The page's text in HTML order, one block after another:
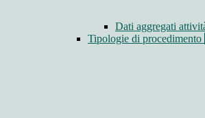
Dati aggregati
Tipologie di procedimento